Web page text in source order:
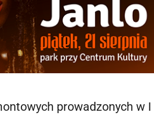
prowadzonych w I